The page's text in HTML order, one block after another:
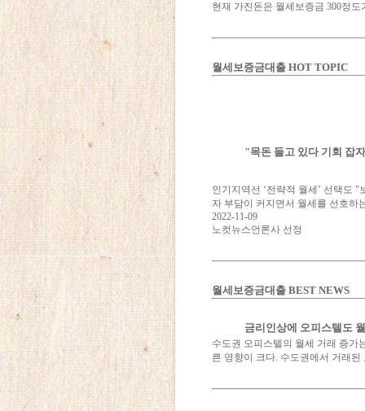
현재 가진돈은 월세보증금 300
월세보증금대출 HOT TOPIC
"목돈 들고 있다 기회 잡
인기지역선 ‘전략적 월세’ 선택도
자 부담이 커지면서 월세를 선호
2022-11-09
노컷뉴스언론사 선정
월세보증금대출 BEST NEWS
금리인상에 오피스텔도
수도권 오피스텔의 월세 거래 증가
른 영향이 크다. 수도권에서 거래